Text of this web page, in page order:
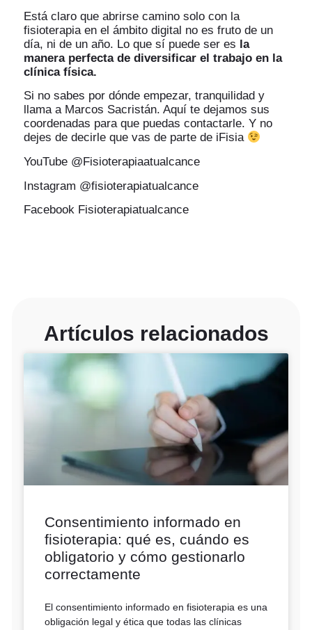
Está claro que abrirse camino solo con la
fisioterapia en el ámbito digital no es fruto de un
día, ni de un año. Lo que sí puede ser es la
manera perfecta de diversificar el trabajo en la
clínica física.
Si no sabes por dónde empezar, tranquilidad y
llama a Marcos Sacristán. Aquí te dejamos sus
coordenadas para que puedas contactarle. Y no
dejes de decirle que vas de parte de iFisia
YouTube @Fisioterapiaatualcance
Instagram @fisioterapiatualcance
Facebook Fisioterapiatualcance
Artículos relacionados
Consentimiento informado en
fisioterapia: qué es, cuándo es
obligatorio y cómo gestionarlo
correctamente
El consentimiento informado en fisioterapia es una
obligación legal y ética que todas las clínicas